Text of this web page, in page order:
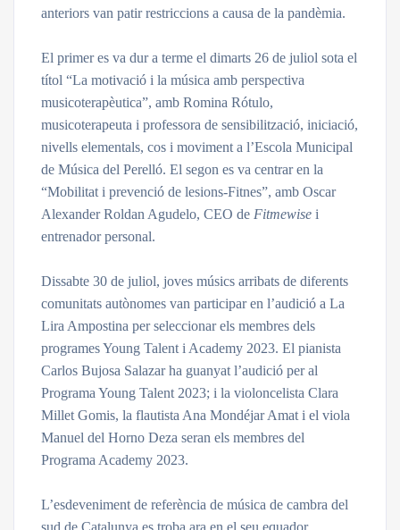
anteriors van patir restriccions a causa de la pandèmia.
El primer es va dur a terme el dimarts 26 de juliol sota el
títol “La motivació i la música amb perspectiva
musicoterapèutica”, amb Romina Rótulo,
musicoterapeuta i professora de sensibilització, iniciació,
nivells elementals, cos i moviment a l’Escola Municipal
de Música del Perelló. El segon es va centrar en la
“Mobilitat i prevenció de lesions-Fitnes”, amb Oscar
Alexander Roldan Agudelo, CEO de Fitmewise i
entrenador personal.
Dissabte 30 de juliol, joves músics arribats de diferents
comunitats autònomes van participar en l’audició a La
Lira Ampostina per seleccionar els membres dels
programes Young Talent i Academy 2023. El pianista
Carlos Bujosa Salazar ha guanyat l’audició per al
Programa Young Talent 2023; i la violoncelista Clara
Millet Gomis, la flautista Ana Mondéjar Amat i el viola
Manuel del Horno Deza seran els membres del
Programa Academy 2023.
L’esdeveniment de referència de música de cambra del
sud de Catalunya es troba ara en el seu equador,